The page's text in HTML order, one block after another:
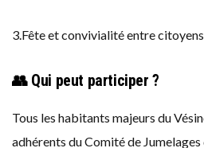
3.Fête et convivialité entre citoyens
👥 Qui peut participer ?
Tous les habitants majeurs du
adhérents du Comité de